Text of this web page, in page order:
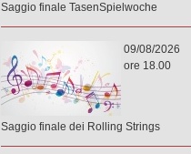
Saggio finale TasenSpielwoche
09/08/2026
ore 18.00
Saggio finale dei Rolling Strings